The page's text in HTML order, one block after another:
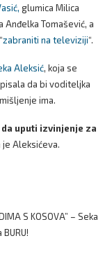
glumica Milica
Anđelka Tomašević, a
zabraniti na televiziji“.
Aleksić, koja se
da bi voditeljka
ima.
uputi izvinjenje za
je Aleksićeva.
S KOSOVA” – Seka